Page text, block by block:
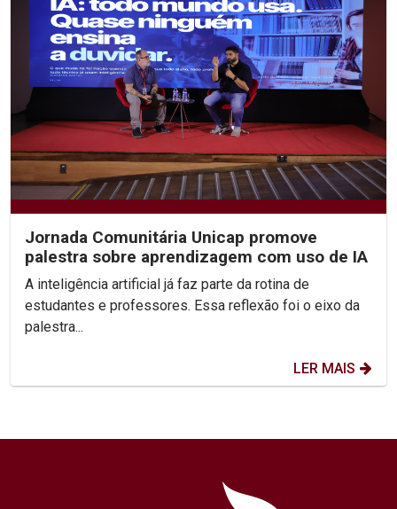
Jornada Comunitária Unicap promove
palestra sobre aprendizagem com uso de IA
A inteligência artificial já faz parte da rotina de
estudantes e professores. Essa reflexão foi o eixo da
palestra...
LER MAIS